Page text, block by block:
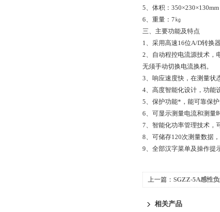
5、体积：350×230×130mm
6、重量：7㎏
三、主要功能及特点
1、采用高速16位A/D转换
2、自动程控电流源技术，
无须手动切换电流换档。
3、响应速度快，在测量状
4、高度智能化设计，功能
5、保护功能*，能可靠保
6、可显示测量电流和测量
7、智能化功率管理技术，
8、可储存120次测量数据
9、全部汉字菜单及操作提
上一篇： SGZZ-5A感性
相关产品